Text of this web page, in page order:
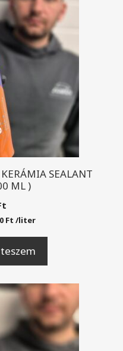
SEALANT
ML )
Ft /liter